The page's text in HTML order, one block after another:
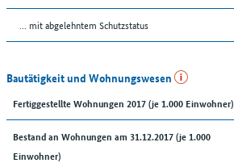
... mit abgelehntem Schutzstatus
Bautätigkeit und Wohnungswesen
Fertiggestellte Wohnungen 2017 (je 1.000 Einwohner)
Bestand an Wohnungen am 31.12.2017 (je 1.000
Einwohner)